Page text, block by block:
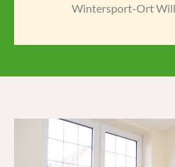
Wintersport-Ort